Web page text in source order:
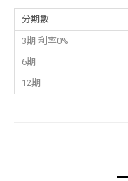
分期數
3期 利率0%
6期
12期